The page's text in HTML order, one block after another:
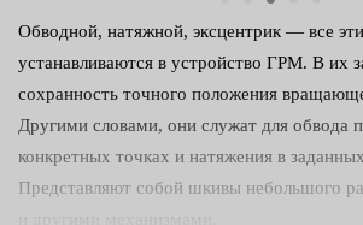
Обводной, натяжной, эксцентрик — все
устанавливаются в устройство ГРМ. В их
сохранность точного положения
Другими словами, они служат для обвода
конкретных точках и натяжения в
Представляют собой шкивы небольшого